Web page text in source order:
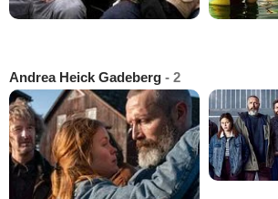
Andrea Heick Gadeberg - 2